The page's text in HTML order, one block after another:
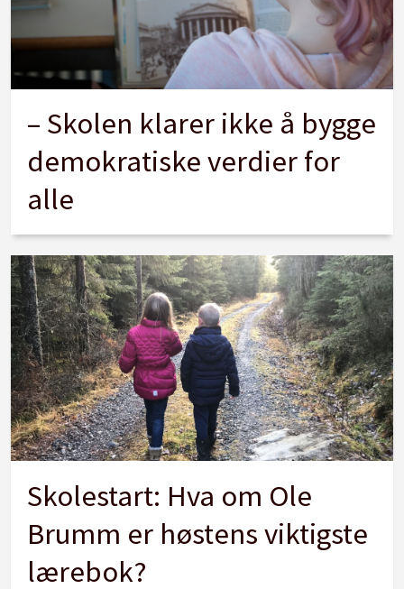
– Skolen klarer ikke å bygge
demokratiske verdier for
alle
Skolestart: Hva om Ole
Brumm er høstens viktigste
lærebok?